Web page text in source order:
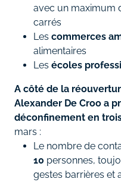
avec un maximum
carrés
Les commerces
alimentaires
Les écoles
A côté de la
Alexander De Croo a
déconfinement en
mars :
Le nombre de
10 personnes,
gestes barrières et